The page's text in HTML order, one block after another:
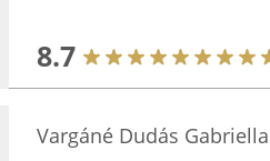
8.7
Vargáné Dudás